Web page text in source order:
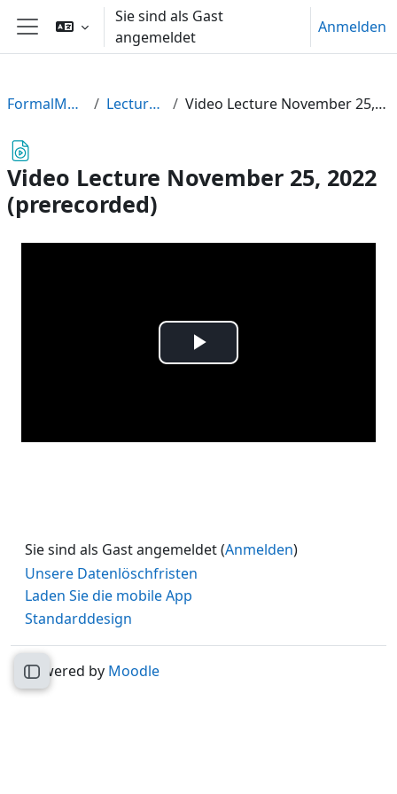
Zum Hauptinhalt
Website-Übersicht
Sie sind als Gast
angemeldet
Anmelden
Kursindex öffnen
FormalMethods22 Lecture Videos Video Lecture November 25, 2022 (prerecorded)
Video Lecture November 25, 2022
(prerecorded)
Video
Sie sind als Gast angemeldet (Anmelden)
Unsere Datenlöschfristen
Laden Sie die mobile App
Standarddesign
Powered by Moodle